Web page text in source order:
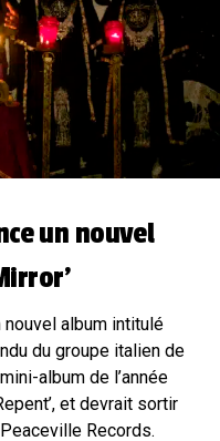
un nouvel
nouvel album intitulé
du groupe italien de
album de l’année
et devrait sortir
Records.